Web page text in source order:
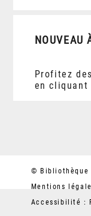
NOUVEAU
Profitez
en cliquant
© Bibliothèque
Mentions
Accessibilité :